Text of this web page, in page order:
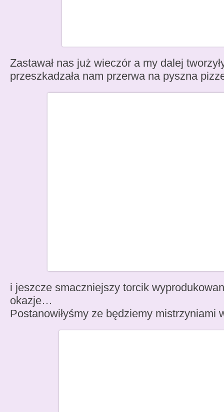
Zastawał nas już wieczór a my dalej
przeszkadzała nam przerwa na pyszna
i jeszcze smaczniejszy torcik
okazje…
Postanowiłyśmy ze będziemy mistrzyniami